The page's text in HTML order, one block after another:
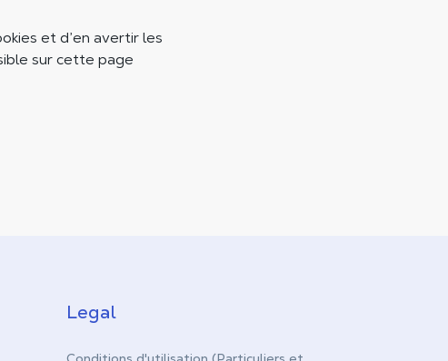
et d’en avertir les
sur cette page
Legal